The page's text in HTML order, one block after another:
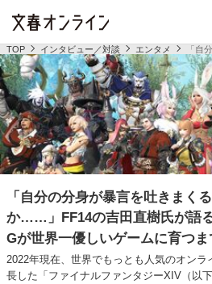
TOP インタビュー／対談 エンタメ 「自
「自分の分身が暴言を吐きまく
か……」FF14の吉田直樹氏が語
Gが世界一優しいゲームに育つま
2022年現在、世界でもっとも人気のオン
長した「ファイナルファンタジーXIV（以